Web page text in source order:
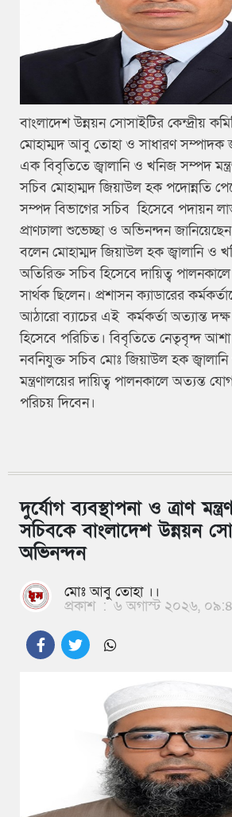
বাংলাদেশ উন্নয়ন সোসাইটির কেন্দ্রীয়
মোহাম্মদ আবু তোহা ও সাধারণ সম্পাদক
এক বিবৃতিতে জ্বালানি ও খনিজ সম্পদ
সচিব মোহাম্মদ জিয়াউল হক পদোন্নতি
সম্পদ বিভাগের সচিব হিসেবে পদায়ন
প্রাণঢালা শুভেচ্ছা ও অভিনন্দন
বলেন মোহাম্মদ জিয়াউল হক জ্বালানি ও
অতিরিক্ত সচিব হিসেবে দায়িত্ব
সার্থক ছিলেন। প্রশাসন ক্যাডারের
আঠারো ব্যাচের এই কর্মকর্তা অত্যান্ত
হিসেবে পরিচিত। বিবৃতিতে নেতৃবৃন্দ
নবনিযুক্ত সচিব মোঃ জিয়াউল হক
মন্ত্রণালয়ের দায়িত্ব পালনকালে অত্যন্ত
পরিচয় দিবেন।
দুর্যোগ ব্যবস্থাপনা ও ত্রাণ
সচিবকে বাংলাদেশ উন্নয়ন
অভিনন্দন
মোঃ আবু তোহা ।।
প্রকাশ : ৬ অগাস্ট ২০২৬,